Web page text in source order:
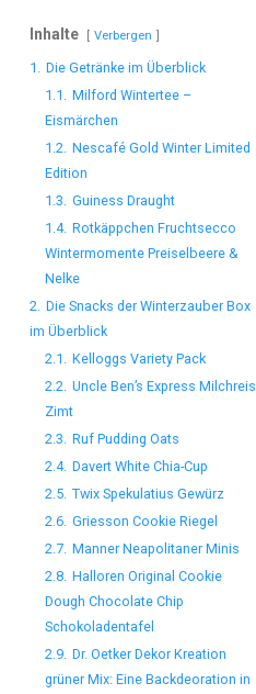
Inhalte Verbergen
1.
Die Getränke im Überblick
1.1.
Milford Wintertee –
Eismärchen
1.2. Nescafé Gold Winter Limited
Edition
1.3. Guiness Draught
1.4. Rotkäppchen Fruchtsecco
Wintermomente Preiselbeere &
Nelke
2. Die Snacks der Winterzauber Box
im Überblick
2.1.
Kelloggs Variety Pack
2.2. Uncle Ben’s Express Milchreis
Zimt
2.3. Ruf Pudding Oats
2.4. Davert White Chia-Cup
2.5. Twix Spekulatius Gewürz
2.6. Griesson Cookie Riegel
2.7. Manner Neapolitaner Minis
2.8. Halloren Original Cookie
Dough Chocolate Chip
Schokoladentafel
2.9. Dr. Oetker Dekor Kreation
grüner Mix: Eine Backdeoration in